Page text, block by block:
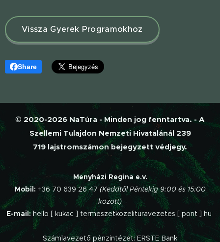
Vissza Gyerek Programokhoz
Share
© 2020-2026 NaTúra - Minden jog fenntartva. - A
Szellemi Tulajdon Nemzeti Hivatalánál 239
719 lajstromszámon bejegyzett védjegy.
Menyházi Regina e.v.
Mobil: +36 70 639 26 47 (Keddtől Péntekig 9:00 és 15:00
között)
E-mail:hello [ kukac ] termeszetkozelituravezetes [ pont ] hu
Számlavezető pénzintézet: ERSTE Bank